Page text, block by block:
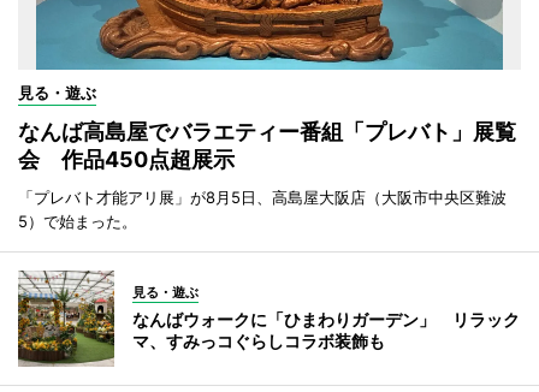
見る・遊ぶ
なんば高島屋でバラエティー番組「プレバト」展覧
会 作品450点超展示
「プレバト才能アリ展」が8月5日、高島屋大阪店（大阪市中央区難波
5）で始まった。
見る・遊ぶ
なんばウォークに「ひまわりガーデン」 リラック
マ、すみっコぐらしコラボ装飾も